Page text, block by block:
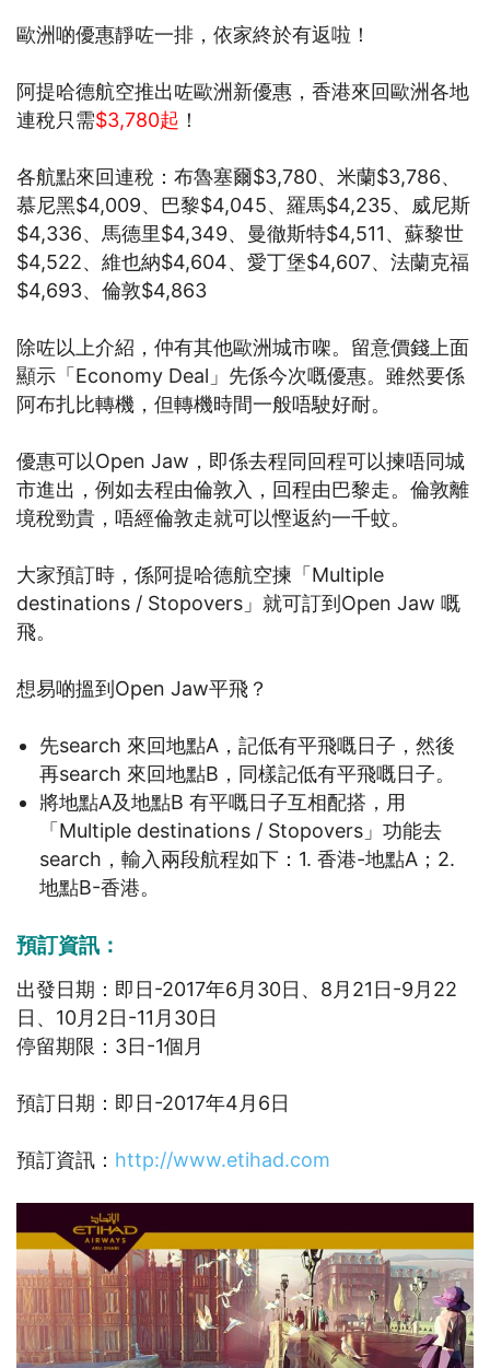
歐洲啲優惠靜咗一排，依家終於有返啦！
阿提哈德航空推出咗歐洲新優惠，香港來回歐洲各地
連稅只需$3,780起 ！
各航點來回連稅：布魯塞爾$3,780、米蘭$3,786、
慕尼黑$4,009、巴黎$4,045、羅馬$4,235、威尼斯
$4,336、馬德里$4,349、曼徹斯特$4,511、蘇黎世
$4,522、維也納$4,604、愛丁堡$4,607、法蘭克福
$4,693、倫敦$4,863
除咗以上介紹，仲有其他歐洲城市㗎。留意價錢上面
顯示「Economy Deal」先係今次嘅優惠。雖然要係
阿布扎比轉機，但轉機時間一般唔駛好耐。
優惠可以Open Jaw，即係去程同回程可以揀唔同城
市進出，例如去程由倫敦入，回程由巴黎走。倫敦離
境稅勁貴，唔經倫敦走就可以慳返約一千蚊。
大家預訂時，係阿提哈德航空揀「Multiple
destinations / Stopovers」就可訂到Open Jaw 嘅
飛。
想易啲搵到Open Jaw平飛？
先search 來回地點A，記低有平飛嘅日子，然後
再search 來回地點B，同樣記低有平飛嘅日子。
將地點A及地點B 有平嘅日子互相配搭，用
「Multiple destinations / Stopovers」功能去
search，輸入兩段航程如下：1. 香港-地點A；2.
地點B-香港。
預訂資訊：
出發日期：即日-2017年6月30日、8月21日-9月22
日、10月2日-11月30日
停留期限：3日-1個月
預訂日期：即日-2017年4月6日
預訂資訊： http://www.etihad.com